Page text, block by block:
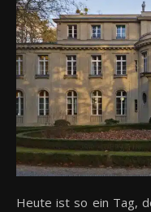
Heute ist so ein Tag, der mir beim Lesen der Nachrichten